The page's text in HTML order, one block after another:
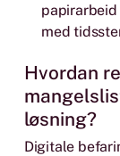
med
Hvordan
løsning?
Digitale